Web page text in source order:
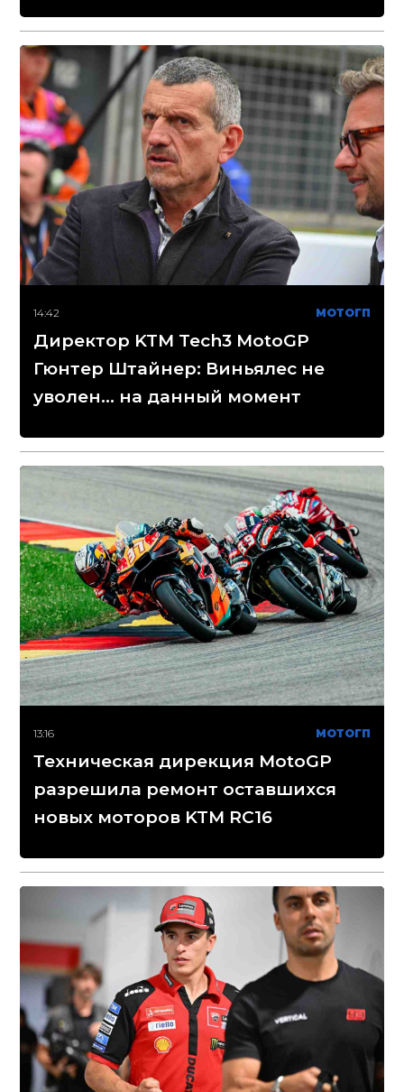
14:42 МОТОГП
Директор KTM Tech3 MotoGP
Гюнтер Штайнер: Виньялес не
уволен... на данный момент
13:16 МОТОГП
Техническая дирекция MotoGP
разрешила ремонт оставшихся
новых моторов KTM RC16